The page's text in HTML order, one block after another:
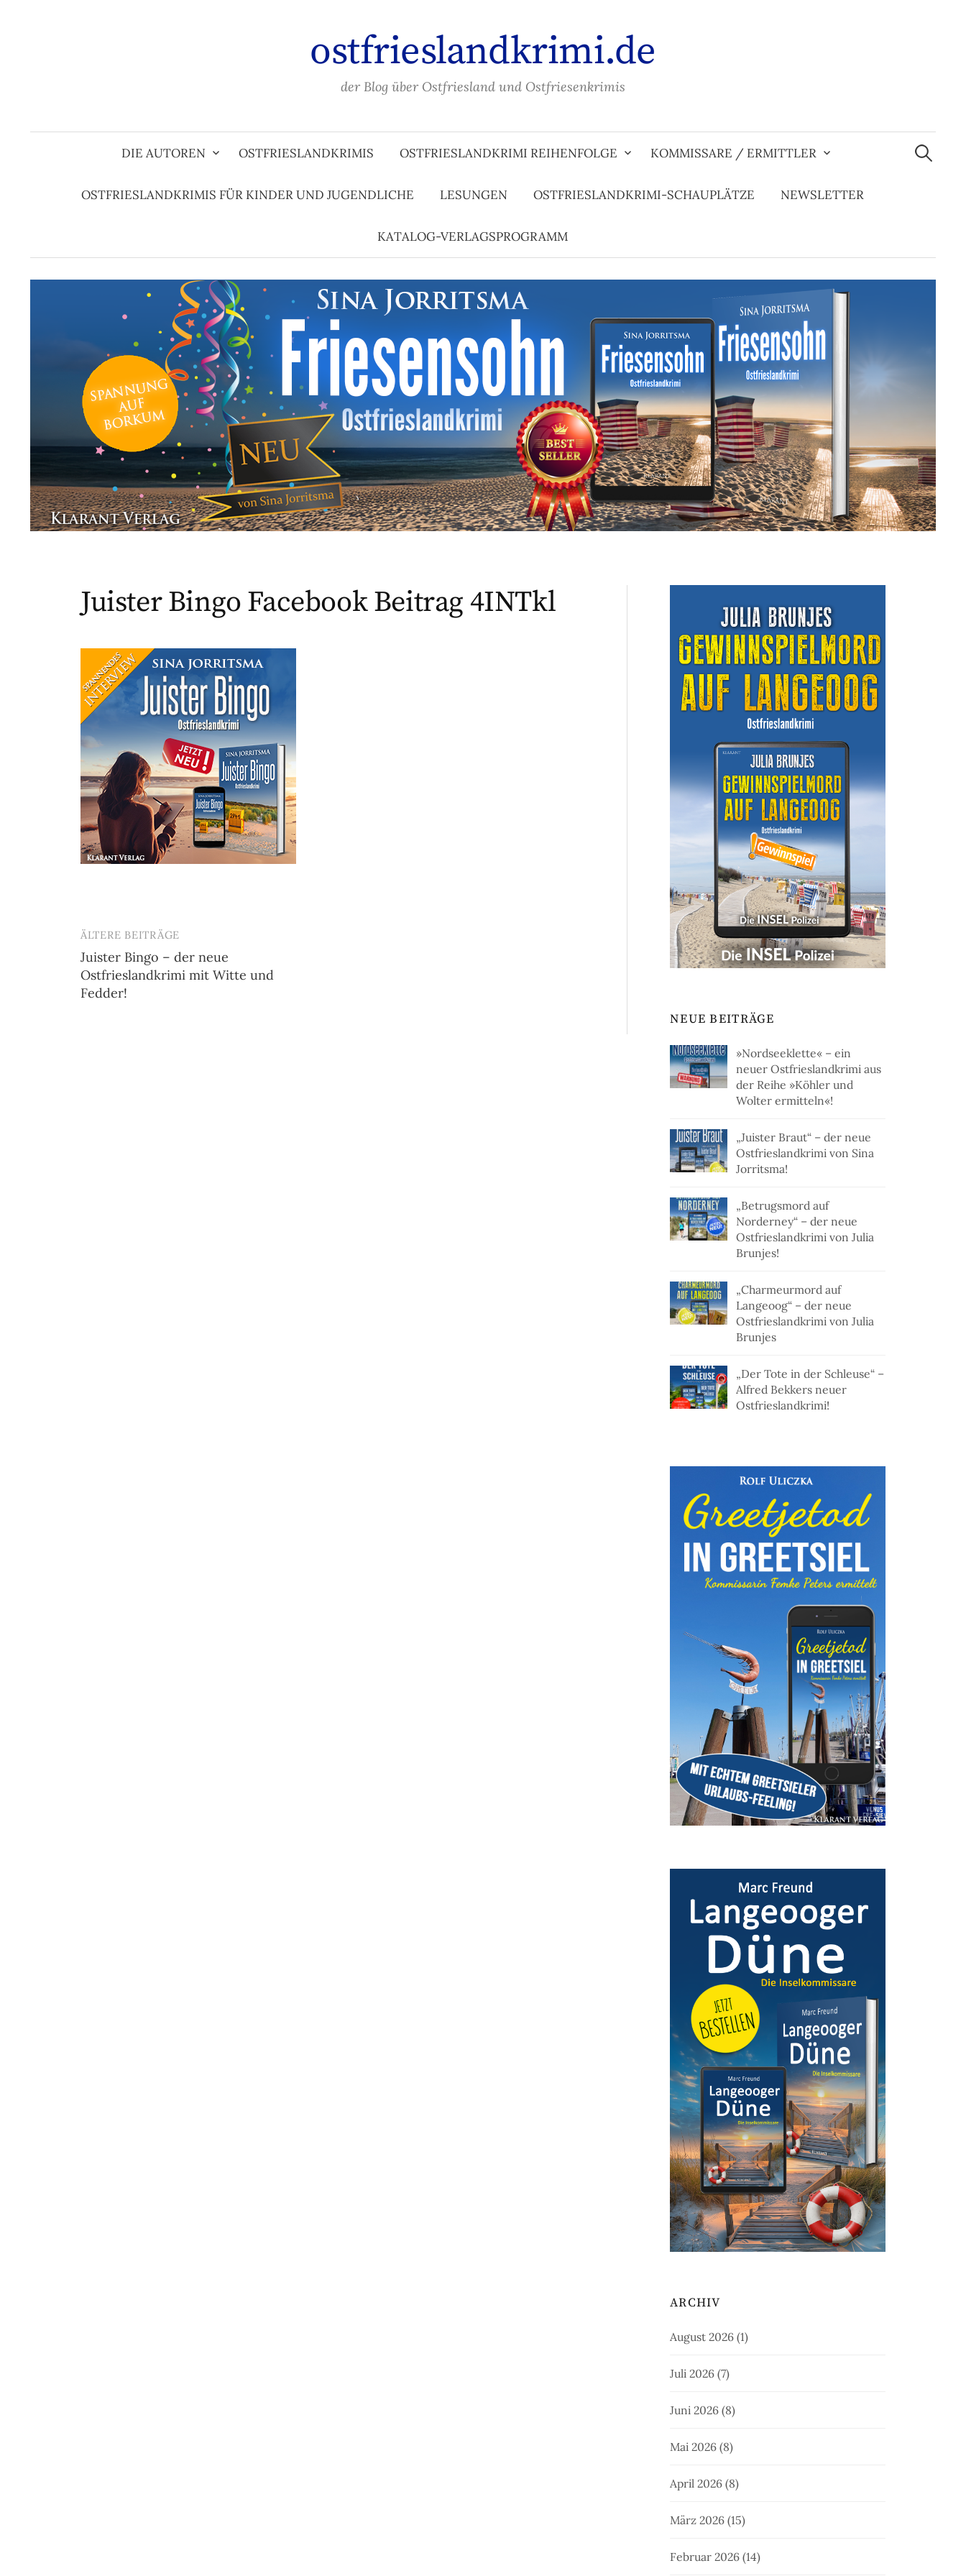
ostfrieslandkrimi.de
der Blog über Ostfriesland und Ostfriesenkrimis
DIE AUTOREN OSTFRIESLANDKRIMIS OSTFRIESLANDKRIMI REIHENFOLGE KOMMISSARE / ERMITTLER
OSTFRIESLANDKRIMIS FÜR KINDER UND JUGENDLICHE LESUNGEN OSTFRIESLANDKRIMI-SCHAUPLÄTZE NEWSLETTER
KATALOG-VERLAGSPROGRAMM
Suchen
nach:
Juister Bingo Facebook Beitrag 4INTkl
Beitragsnavigation
ÄLTERE BEITRÄGE
Juister Bingo – der neue
Ostfrieslandkrimi mit Witte und
Fedder!
NEUE BEITRÄGE
»Nordseeklette« – ein
neuer Ostfrieslandkrimi aus
der Reihe »Köhler und
Wolter ermitteln«!
„Juister Braut“ – der neue
Ostfrieslandkrimi von Sina
Jorritsma!
„Betrugsmord auf
Norderney“ – der neue
Ostfrieslandkrimi von Julia
Brunjes!
„Charmeurmord auf
Langeoog“ – der neue
Ostfrieslandkrimi von Julia
Brunjes
„Der Tote in der Schleuse“ –
Alfred Bekkers neuer
Ostfrieslandkrimi!
ARCHIV
August 2026 (1)
Juli 2026 (7)
Juni 2026 (8)
Mai 2026 (8)
April 2026 (8)
März 2026 (15)
Februar 2026 (14)